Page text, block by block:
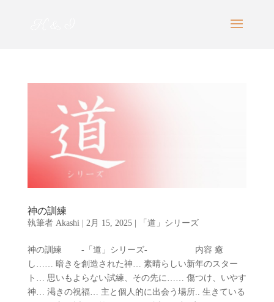
神の訓練
執筆者 Akashi 2月 15, 2025| 「道」シリーズ
神の訓練 -「道」シリーズ- 内容 癒
し…… 暗きを創造された神… 素晴らしい新年のスター
ト… 思いもよらない試練、その先に…… 傷つけ、いやす
神… 渇きの祝福… 主と個人的に出会う場所.. 生きている